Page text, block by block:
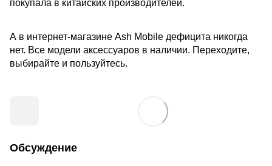
покупала в китайских производителей.
А в интернет-магазине Ash Mobile дефицита никогда
нет. Все модели аксессуаров в наличии. Переходите,
выбирайте и пользуйтесь.
Обсуждение